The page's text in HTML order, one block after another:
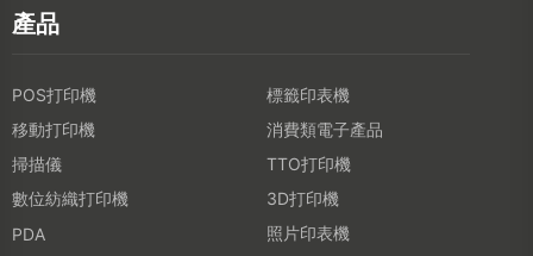
產品
POS打印機
標籤印表機
移動打印機
消費類電子產品
掃描儀
TTO打印機
數位紡織打印機
3D打印機
PDA
照片印表機